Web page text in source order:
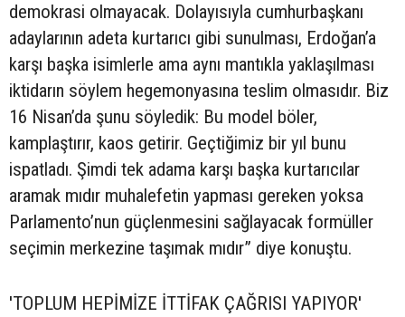
demokrasi olmayacak. Dolayısıyla cumhurbaşkanı
adaylarının adeta kurtarıcı gibi sunulması, Erdoğan’a
karşı başka isimlerle ama aynı mantıkla yaklaşılması
iktidarın söylem hegemonyasına teslim olmasıdır. Biz
16 Nisan’da şunu söyledik: Bu model böler,
kamplaştırır, kaos getirir. Geçtiğimiz bir yıl bunu
ispatladı. Şimdi tek adama karşı başka kurtarıcılar
aramak mıdır muhalefetin yapması gereken yoksa
Parlamento’nun güçlenmesini sağlayacak formüller
seçimin merkezine taşımak mıdır” diye konuştu.
'TOPLUM HEPİMİZE İTTİFAK ÇAĞRISI YAPIYOR'